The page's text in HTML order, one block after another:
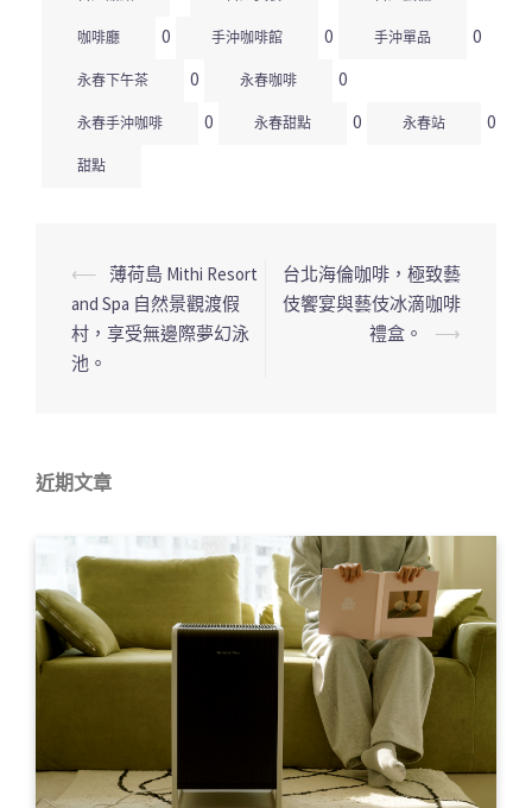
咖啡廳 0 手沖咖啡館 0 手沖單品 0
永春下午茶 0 永春咖啡 0
永春手沖咖啡 0 永春甜點 0 永春站 0
甜點
文
章
導
⟵
薄荷島 Mithi Resort
and Spa 自然景觀渡假
村，享受無邊際夢幻泳
池。
台北海倫咖啡，極致藝
伎饗宴與藝伎冰滴咖啡
禮盒。
⟶
近期文章